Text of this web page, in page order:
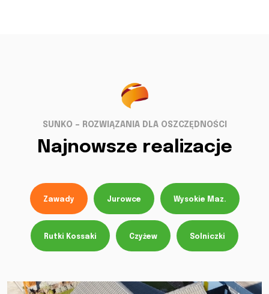
SUNKO – ROZWIĄZANIA DLA OSZCZĘDNOŚCI
Najnowsze realizacje
Zawady Jurowce Wysokie Maz.
Rutki Kossaki Czyżew Solniczki